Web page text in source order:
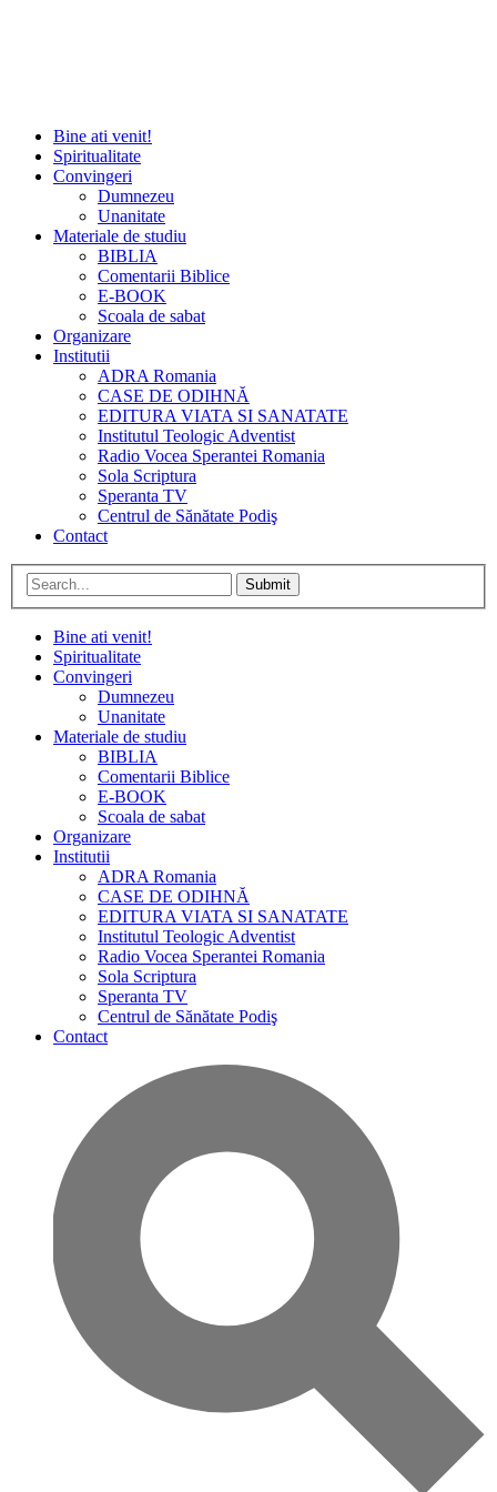
Bine ati venit!
Spiritualitate
Convingeri
Dumnezeu
Unanitate
Materiale de studiu
BIBLIA
Comentarii Biblice
E-BOOK
Scoala de sabat
Organizare
Institutii
ADRA Romania
CASE DE ODIHNĂ
EDITURA VIATA SI SANATATE
Institutul Teologic Adventist
Radio Vocea Sperantei Romania
Sola Scriptura
Speranta TV
Centrul de Sănătate Podiş
Contact
Submit
Bine ati venit!
Spiritualitate
Convingeri
Dumnezeu
Unanitate
Materiale de studiu
BIBLIA
Comentarii Biblice
E-BOOK
Scoala de sabat
Organizare
Institutii
ADRA Romania
CASE DE ODIHNĂ
EDITURA VIATA SI SANATATE
Institutul Teologic Adventist
Radio Vocea Sperantei Romania
Sola Scriptura
Speranta TV
Centrul de Sănătate Podiş
Contact